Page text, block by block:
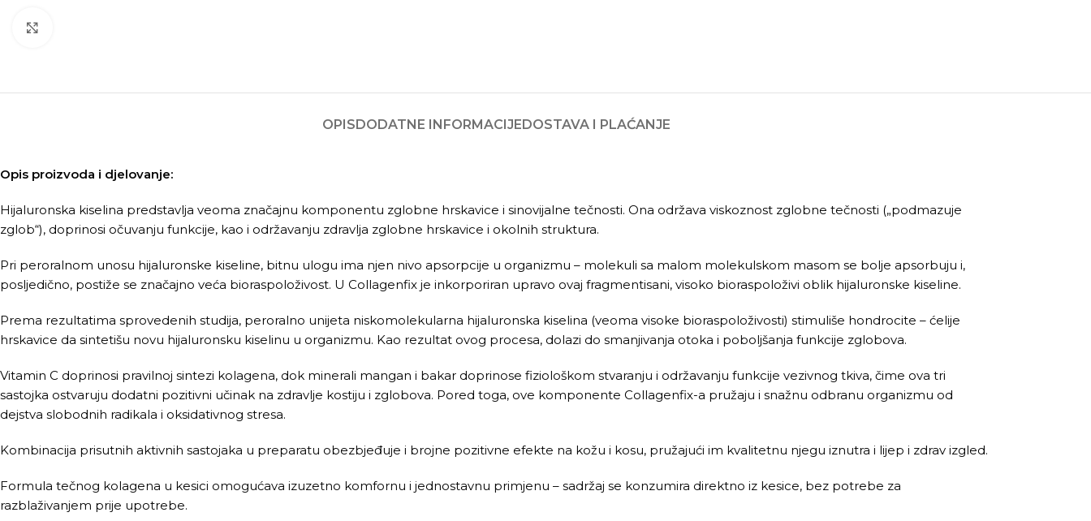
OPISDODATNE INFORMACIJEDOSTAVA I PLAĆANJE
Opis proizvoda i djelovanje:
Hijaluronska kiselina predstavlja veoma značajnu komponentu zglobne hrskavice i sinovijalne tečnosti. Ona održava viskoznost zglobne tečnosti („podmazuje
zglob“), doprinosi očuvanju funkcije, kao i održavanju zdravlja zglobne hrskavice i okolnih struktura.
Pri peroralnom unosu hijaluronske kiseline, bitnu ulogu ima njen nivo apsorpcije u organizmu – molekuli sa malom molekulskom masom se bolje apsorbuju i,
posljedično, postiže se značajno veća bioraspoloživost. U Collagenfix je inkorporiran upravo ovaj fragmentisani, visoko bioraspoloživi oblik hijaluronske kiseline.
Prema rezultatima sprovedenih studija, peroralno unijeta niskomolekularna hijaluronska kiselina (veoma visoke bioraspoloživosti) stimuliše hondrocite – ćelije
hrskavice da sintetišu novu hijaluronsku kiselinu u organizmu. Kao rezultat ovog procesa, dolazi do smanjivanja otoka i poboljšanja funkcije zglobova.
Vitamin C doprinosi pravilnoj sintezi kolagena, dok minerali mangan i bakar doprinose fiziološkom stvaranju i održavanju funkcije vezivnog tkiva, čime ova tri
sastojka ostvaruju dodatni pozitivni učinak na zdravlje kostiju i zglobova. Pored toga, ove komponente Collagenfix-a pružaju i snažnu odbranu organizmu od
dejstva slobodnih radikala i oksidativnog stresa.
Kombinacija prisutnih aktivnih sastojaka u preparatu obezbjeđuje i brojne pozitivne efekte na kožu i kosu, pružajući im kvalitetnu njegu iznutra i lijep i zdrav izgled.
Formula tečnog kolagena u kesici omogućava izuzetno komfornu i jednostavnu primjenu – sadržaj se konzumira direktno iz kesice, bez potrebe za
razblaživanjem prije upotrebe.